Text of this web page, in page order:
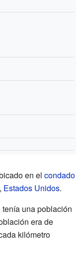
en el condado
, Estados Unidos.
tenía una población
era de
kilómetro